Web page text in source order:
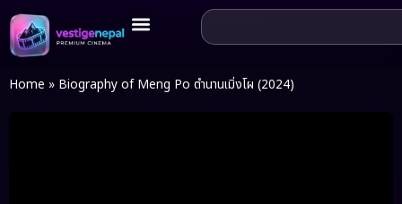
Home » Biography of Meng Po ตำนานเมิ่งโผ (2024)